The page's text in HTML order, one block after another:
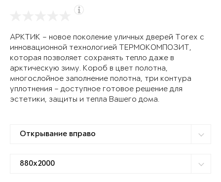
АРКТИК – новое поколение уличных дверей Torex с
инновационной технологией ТЕРМОКОМПОЗИТ,
которая позволяет сохранять тепло даже в
арктическую зиму. Короб в цвет полотна,
многослойное заполнение полотна, три контура
уплотнения – доступное готовое решение для
эстетики, защиты и тепла Вашего дома.